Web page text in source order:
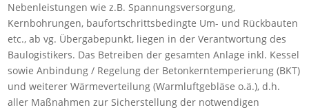
Nebenleistungen wie z.B. Spannungsversorgung,
Kernbohrungen, baufortschrittsbedingte Um- und Rückbauten
etc., ab vg. Übergabepunkt, liegen in der Verantwortung des
Baulogistikers. Das Betreiben der gesamten Anlage inkl. Kessel
sowie Anbindung / Regelung der Betonkerntemperierung (BKT)
und weiterer Wärmeverteilung (Warmluftgebläse o.ä.), d.h.
aller Maßnahmen zur Sicherstellung der notwendigen